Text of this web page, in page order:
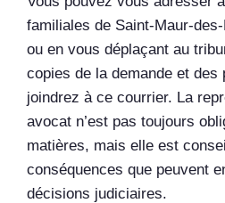
familiales de Saint-Maur-
ou en vous déplaçant au
copies de la demande et des
joindrez à ce courrier. La
avocat n’est pas toujours
matières, mais elle est
conséquences que peuvent
décisions judiciaires.